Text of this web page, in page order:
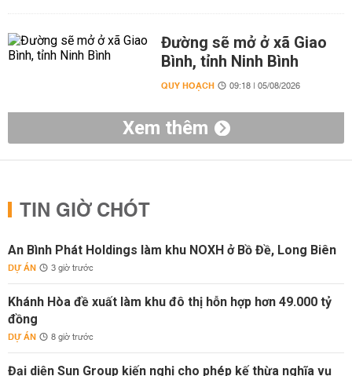
Đường sẽ mở ở xã Giao
Bình, tỉnh Ninh Bình
QUY HOẠCH 09:18 | 05/08/2026
Xem thêm
TIN GIỜ CHÓT
An Bình Phát Holdings làm khu NOXH ở Bồ Đề, Long Biên
DỰ ÁN 3 giờ trước
Khánh Hòa đề xuất làm khu đô thị hỗn hợp hơn 49.000 tỷ
đồng
DỰ ÁN 8 giờ trước
Đại diện Sun Group kiến nghị cho phép kế thừa nghĩa vụ